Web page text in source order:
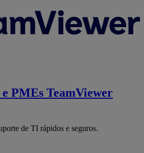
e PMEs TeamViewer
de TI rápidos e seguros.